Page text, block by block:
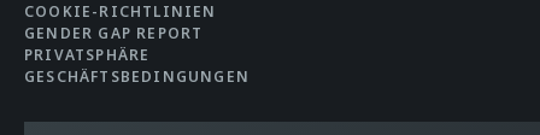
COOKIE-RICHTLINIEN
GENDER GAP REPORT
PRIVATSPHÄRE
GESCHÄFTSBEDINGUNGEN